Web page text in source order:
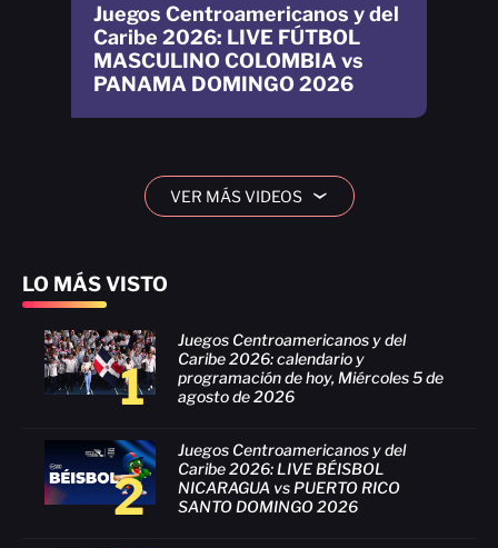
LO MÁS VISTO
1
Juegos Centroamericanos y del
Caribe 2026: calendario y
programación de hoy, Miércoles 5 de
agosto de 2026
2
Juegos Centroamericanos y del
Caribe 2026: LIVE BÉISBOL
NICARAGUA vs PUERTO RICO
SANTO DOMINGO 2026
Juegos Centroamericanos y del
Caribe 2026: LIVE FÚTBOL
MASCULINO COLOMBIA vs
PANAMA DOMINGO 2026
VER MÁS VIDEOS ›